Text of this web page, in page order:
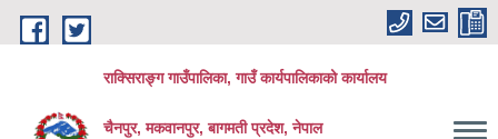
Skip to main content
राक्सिराङ्ग गाउँपालिका, गाउँ कार्यपालिकाको कार्यालय
चैनपुर, मकवानपुर, बागमती प्रदेश, नेपाल